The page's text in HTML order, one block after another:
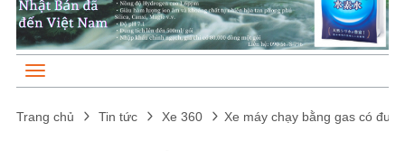
Trang chủ Tin tức Xe 360 Xe máy chạy bằng gas có